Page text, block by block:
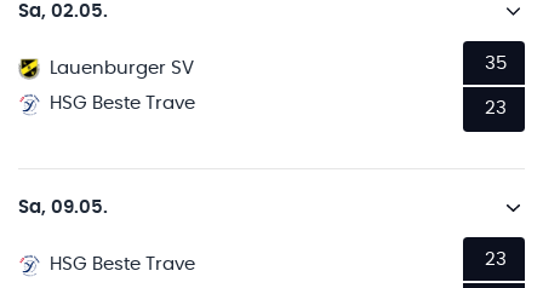
Sa, 02.05.
Lauenburger SV
HSG Beste Trave
35
23
Sa, 09.05.
HSG Beste Trave
23